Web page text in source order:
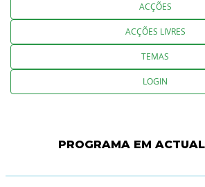
ACÇÕES
ACÇÕES LIVRES
TEMAS
LOGIN
PROGRAMA EM